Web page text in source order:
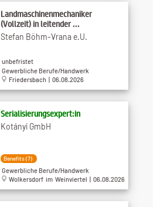
Landmaschinenmechaniker
(Vollzeit) in leitender ...
Stefan Böhm-Vrana e.U.
unbefristet
Gewerbliche Berufe/Handwerk
Friedersbach | 06.08.2026
Serialisierungsexpert:in
Kotányi GmbH
Benefits (7)
Gewerbliche Berufe/Handwerk
Wolkersdorf im Weinviertel | 06.08.2026